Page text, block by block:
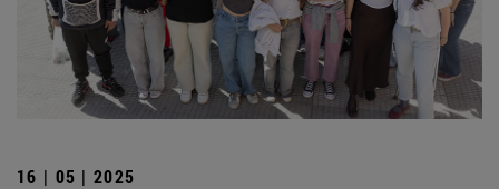
16 | 05 | 2025